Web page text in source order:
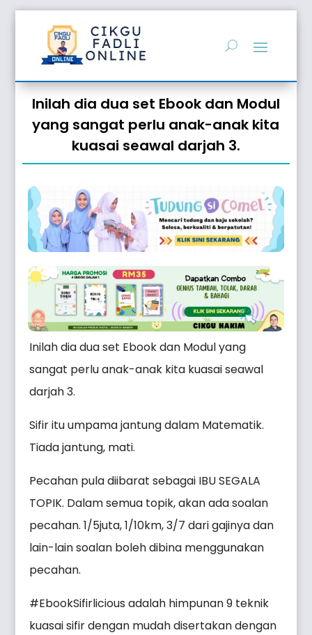
Inilah dia dua set Ebook dan Modul
yang sangat perlu anak-anak kita
kuasai seawal darjah 3.
Inilah dia dua set Ebook dan Modul yang
sangat perlu anak-anak kita kuasai seawal
darjah 3.
Sifir itu umpama jantung dalam Matematik.
Tiada jantung, mati.
Pecahan pula diibarat sebagai IBU SEGALA
TOPIK. Dalam semua topik, akan ada soalan
pecahan. 1/5juta, 1/10km, 3/7 dari gajinya dan
lain-lain soalan boleh dibina menggunakan
pecahan.
#EbookSifirlicious adalah himpunan 9 teknik
kuasai sifir dengan mudah disertakan dengan